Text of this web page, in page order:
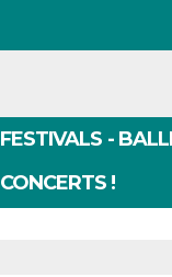
FESTIVALS -
CONCERTS !